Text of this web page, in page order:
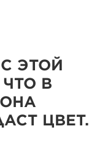
ЭТОЙ
В
ЦВЕТ.